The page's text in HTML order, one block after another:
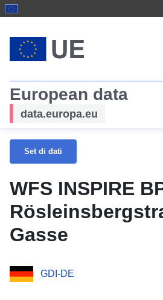
European data
data.europa.eu
Set di dati
WFS INSPIRE
Gasse
GDI-DE